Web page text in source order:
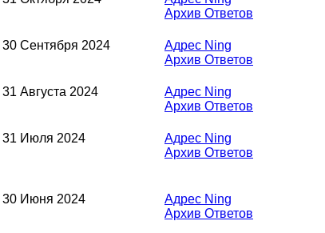
Архив Ответов
30 Сентября 2024
Адрес Ning
Архив Ответов
31 Августа 2024
Адрес Ning
Архив Ответов
31 Июля 2024
Адрес Ning
Архив Ответов
30 Июня 2024
Адрес Ning
Архив Ответов